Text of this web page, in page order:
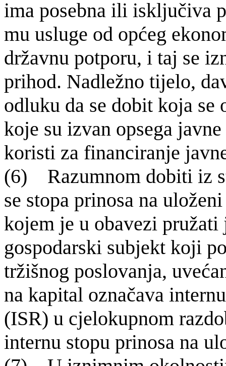
ima posebna ili isključiva
mu usluge od općeg
državnu potporu, i taj se
prihod. Nadležno tijelo,
odluku da se dobit koja
koje su izvan opsega
koristi za financiranje
(6) Razumnom dobiti iz
se stopa prinosa na
kojem je u obavezi
gospodarski subjekt koji
tržišnog poslovanja,
na kapital označava
(ISR) u cjelokupnom
internu stopu prinosa na